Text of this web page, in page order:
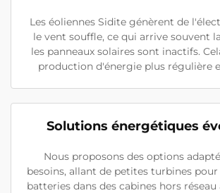
Les éoliennes Sidite génèrent de
le vent souffle, ce qui arrive souvent
les panneaux solaires sont inactifs.
production d'énergie plus régulière
Solutions énergétiques
Nous proposons des options
besoins, allant de petites turbines
batteries dans des cabines hors réseau